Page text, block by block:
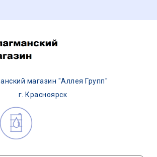
магазин "Аллея Групп"
г. Красноярск